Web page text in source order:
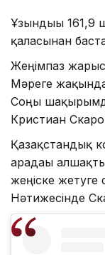
Ұзындығы
қаласынан
Жеңімпаз
Мәреге
Соңғы
Кристиан
Қазақстандық
арадағы
жеңіске жетуге
Нәтижесінде